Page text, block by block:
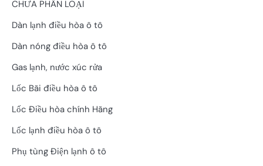
CHƯA PHÂN LOẠI
Dàn lạnh điều hòa ô tô
Dàn nóng điều hòa ô tô
Gas lạnh, nước xúc rửa
Lốc Bãi điều hòa ô tô
Lốc Điều hòa chính Hãng
Lốc lạnh điều hòa ô tô
Phụ tùng Điện lạnh ô tô